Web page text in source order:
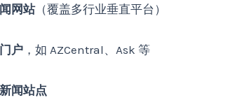
网站（覆盖多行业垂直平台）
户 ，如 AZCentral、Ask 等
闻站点